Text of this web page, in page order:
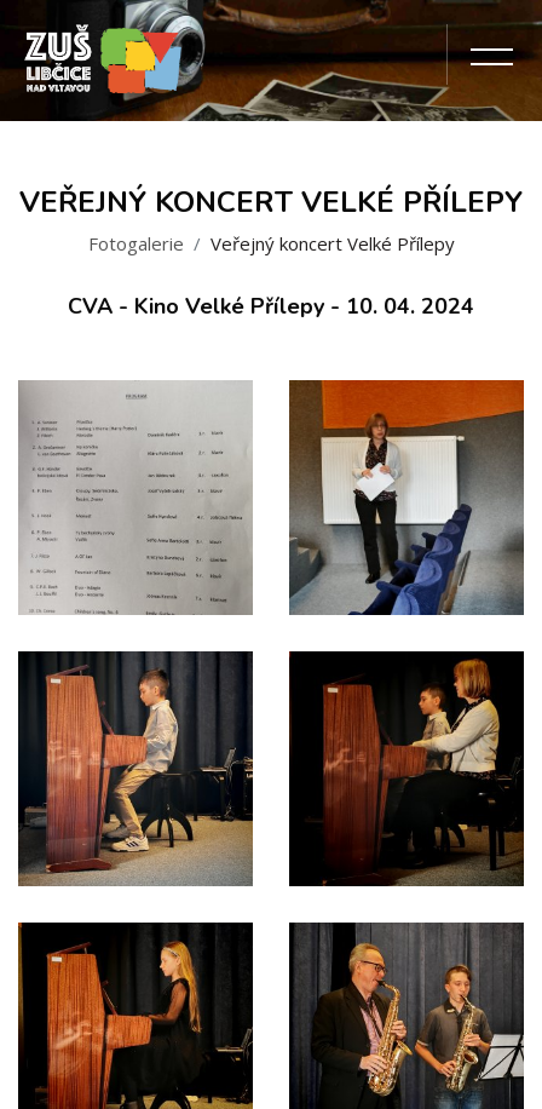
VEŘEJNÝ KONCERT VELKÉ PŘÍLEPY
Fotogalerie Veřejný koncert Velké Přílepy
CVA - Kino Velké Přílepy - 10. 04. 2024